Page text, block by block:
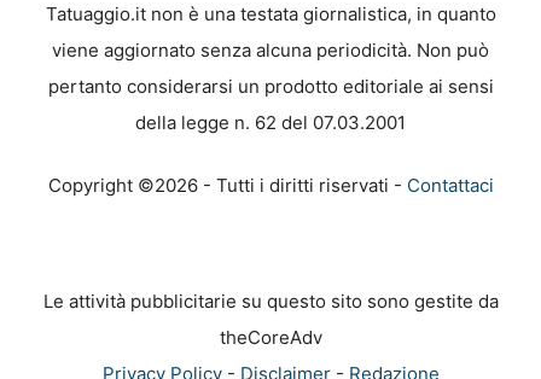
Tatuaggio.it non è una testata giornalistica, in quanto
viene aggiornato senza alcuna periodicità. Non può
pertanto considerarsi un prodotto editoriale ai sensi
della legge n. 62 del 07.03.2001
Copyright ©2026 - Tutti i diritti riservati - Contattaci
Le attività pubblicitarie su questo sito sono gestite da
theCoreAdv
Privacy Policy- Disclaimer- Redazione